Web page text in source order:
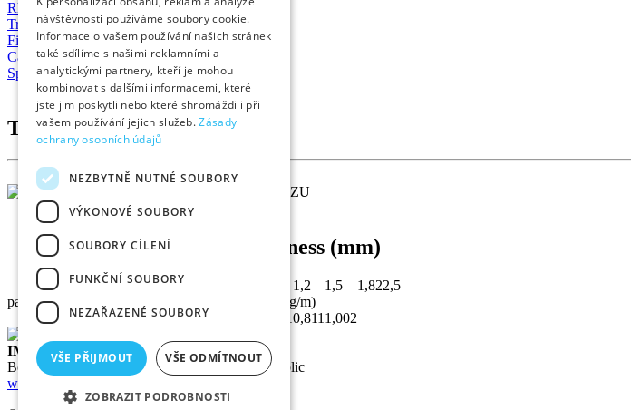
Rhomboidal cross-section tubes
Triangular cross-section tubes
Finned oval cross-section tubes
Carpentery tubes
Special profiles
Triangular cross-section tubes
Wall thickness (mm)
AxB Odvozeno0,60,7 1,2 1,5 1,822,5
palcemm
Weight : (kg/m)
30x30x3028,6 0,548 0,811 1,002
IMPEX TB s.r.o.
Bořivojova 878/35, 130 00 Praha 3 Czech Republic
www.impextb.cz
návštěvnosti používáme soubory cookie.
Informace o vašem používání našich stránek
také sdílíme s našimi reklamními a
analytickými partnery, kteří je mohou
kombinovat s dalšími informacemi, které
jste jim poskytli nebo které shromáždili při
vašem používání jejich služeb.Zásady
ochrany osobních údajů
NEZBYTNĚ NUTNÉ SOUBORY
VÝKONOVÉ SOUBORY
SOUBORY CÍLENÍ
FUNKČNÍ SOUBORY
NEZAŘAZENÉ SOUBORY
VŠE PŘIJMOUT VŠE ODMÍTNOUT
ZOBRAZIT PODROBNOSTI